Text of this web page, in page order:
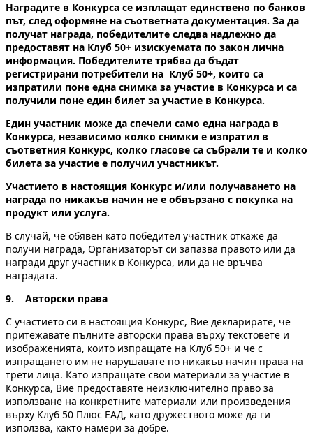
Наградите в Конкурса се изплащат единствено по банков
път, след оформяне на съответната документация. За да
получат награда, победителите следва надлежно да
предоставят на Клуб 50+ изискуемата по закон лична
информация. Победителите трябва да бъдат
регистрирани потребители на Клуб 50+, които са
изпратили поне една снимка за участие в Конкурса и са
получили поне един билет за участие в Конкурса.
Един участник може да спечели само една награда в
Конкурса, независимо колко снимки е изпратил в
съответния Конкурс, колко гласове са събрали те и колко
билета за участие е получил участникът.
Участието в настоящия Kонкурс и/или получаването на
награда по никакъв начин не e обвързанo с покупка на
продукт или услуга.
В случай, че обявен като победител участник откаже да
получи награда, Организаторът си запазва правото или да
награди друг участник в Конкурса, или да не връчва
наградата.
9. Авторски права
С участието си в настоящия Конкурс, Вие деклариратe, че
притежавате пълните авторски права върху текстовете и
изображенията, които изпращатe на Клуб 50+ и че с
изпращането им не нарушавате по никакъв начин права на
трети лица. Като изпращате свои материали за участие в
Конкурса, Вие предоставяте неизключително право за
използване на конкретните материали или произведения
върху Клуб 50 Плюс ЕАД, като дружеството може да ги
използва, както намери за добре.